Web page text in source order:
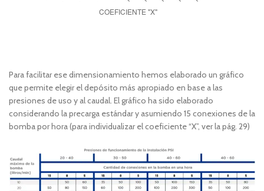
Para facilitar ese dimensionamiento hemos elaborado un gráfico
que permite elegir el depósito más apropiado en base a las
presiones de uso y al caudal. El gráfico ha sido elaborado
considerando la precarga estándar y asumiendo 15 conexiones de la
bomba por hora (para individualizar el coeficiente “X”, ver la pág. 29)